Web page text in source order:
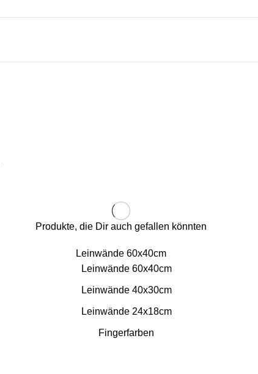
Produkte, die Dir auch gefallen könnten
Leinwände 60x40cm
Leinwände 60x40cm
Leinwände 40x30cm
Leinwände 24x18cm
Fingerfarben